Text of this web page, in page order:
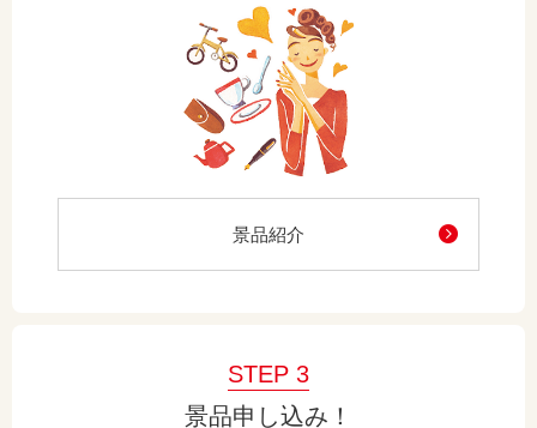
景品紹介
STEP 3
景品申し込み！